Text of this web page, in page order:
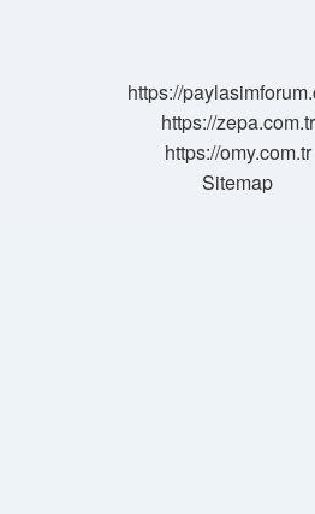
https://
https://zepa.com.tr
https://omy.com.tr
Sitemap